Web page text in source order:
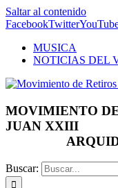
Saltar al contenido
FacebookTwitter
MUSICA
NOTICIAS DEL
MOVIMIENTO
JUAN XXIII
Buscar: